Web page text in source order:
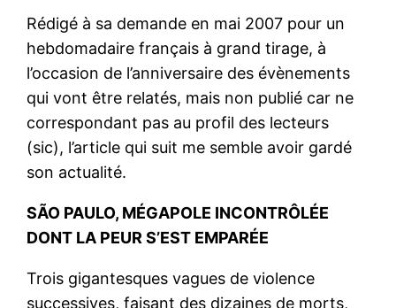
Rédigé à sa demande en mai 2007 pour un
hebdomadaire français à grand tirage, à
l’occasion de l’anniversaire des évènements
qui vont être relatés, mais non publié car ne
correspondant pas au profil des lecteurs
(sic), l’article qui suit me semble avoir gardé
son actualité.
SÃO PAULO, MÉGAPOLE INCONTRÔLÉE
DONT LA PEUR S’EST EMPARÉE
Trois gigantesques vagues de violence
successives, faisant des dizaines de morts,